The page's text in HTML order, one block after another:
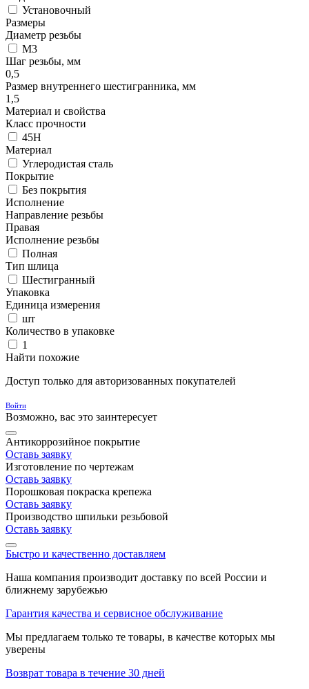
Установочный
Размеры
Диаметр резьбы
М3
Шаг резьбы, мм
0,5
Размер внутреннего шестигранника, мм
1,5
Материал и свойства
Класс прочности
45H
Материал
Углеродистая сталь
Покрытие
Без покрытия
Исполнение
Направление резьбы
Правая
Исполнение резьбы
Полная
Тип шлица
Шестигранный
Упаковка
Единица измерения
шт
Количество в упаковке
1
Найти похожие
Доступ только для авторизованных покупателей
Войти
Возможно, вас это заинтересует
Антикоррозийное покрытие
Оставь заявку
Изготовление по чертежам
Оставь заявку
Порошковая покраска крепежа
Оставь заявку
Производство шпильки резьбовой
Оставь заявку
Быстро и качественно доставляем
Наша компания производит доставку по всей России и
ближнему зарубежью
Гарантия качества и сервисное обслуживание
Мы предлагаем только те товары, в качестве которых мы
уверены
Возврат товара в течение 30 дней